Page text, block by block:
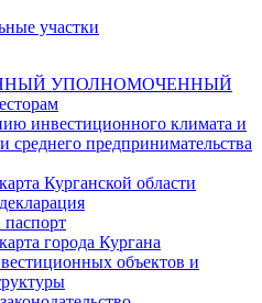
участки
УПОЛНОМОЧЕННЫЙ
инвестиционного климата и
среднего предпринимательства
Курганской области
города Кургана
объектов и